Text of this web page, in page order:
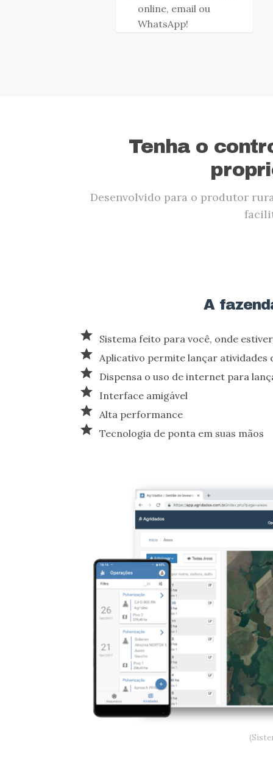
online, email ou
WhatsApp!
Tenha o
Desenvolvido para o produtor
A
star Sistema feito para você, onde estiver
star Aplicativo permite lançar atividades
star Dispensa o uso de internet para
star Interface amigável
star Alta performance
star Tecnologia de ponta em suas mãos